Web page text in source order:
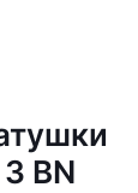
BN